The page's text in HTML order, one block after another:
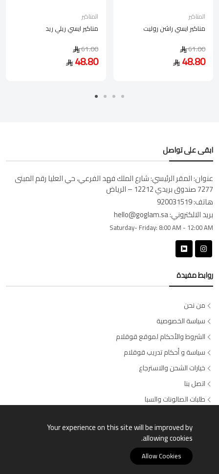
المناكير
مناكير ايسي ريلي ريد
61.00
48.80
المناكير
مناكير ايسي راشن روليت
61.00
48.80
ابقى على تواصل
عنوان:المقر الرئيسي: شارع الملك فهد الفرعي، حي العليا رقم المبنى
7277 صندوق بريدي 12212 – الرياض
هاتف:920031519
بريد الالكتروني:hello@goglam.sa
Saturday- Friday: 8:00 AM - 12:00 AM
روابط مفيدة
من نحن
سياسة الخصوصية
الشروط والأحكام لموقع قوقلام
سياسة و أحكام تدريب قوقلام
خيارات الشحن والاسترجاع
اتصل بنا
طلبات الصالونات والسبا
Your experience on this site will be improved by
allowing cookies.
Allow Cookies